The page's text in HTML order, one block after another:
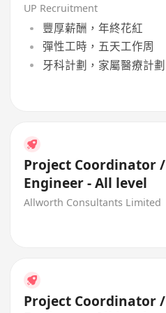
UP Recruitment
豐厚薪酬，年終花紅
彈性工時，五天工作周
牙科計劃，家屬醫療計
Project Coordinator
Engineer - All level
Allworth Consultants Limited
Project Coordinator